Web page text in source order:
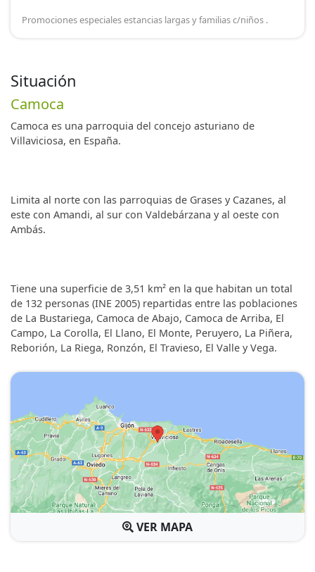
Situación
Camoca
Camoca es una parroquia del concejo asturiano de
Villaviciosa, en España.
Limita al norte con las parroquias de Grases y Cazanes, al
este con Amandi, al sur con Valdebárzana y al oeste con
Ambás.
Tiene una superficie de 3,51 km² en la que habitan un total
de 132 personas (INE 2005) repartidas entre las poblaciones
de La Bustariega, Camoca de Abajo, Camoca de Arriba, El
Campo, La Corolla, El Llano, El Monte, Peruyero, La Piñera,
Reborión, La Riega, Ronzón, El Travieso, El Valle y Vega.
VER MAPA
Promociones especiales estancias largas y familias c/niños .